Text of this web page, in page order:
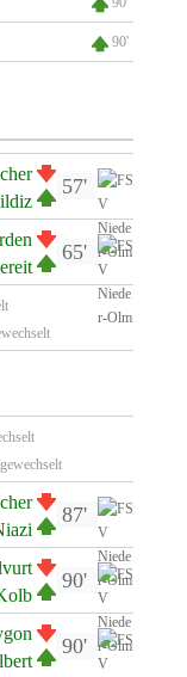
90'
57'
65'
87'
90'
90'